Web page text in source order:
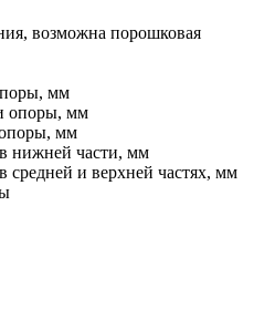
возможна порошковая
мм
опоры, мм
мм
нижней части, мм
и верхней частях, мм